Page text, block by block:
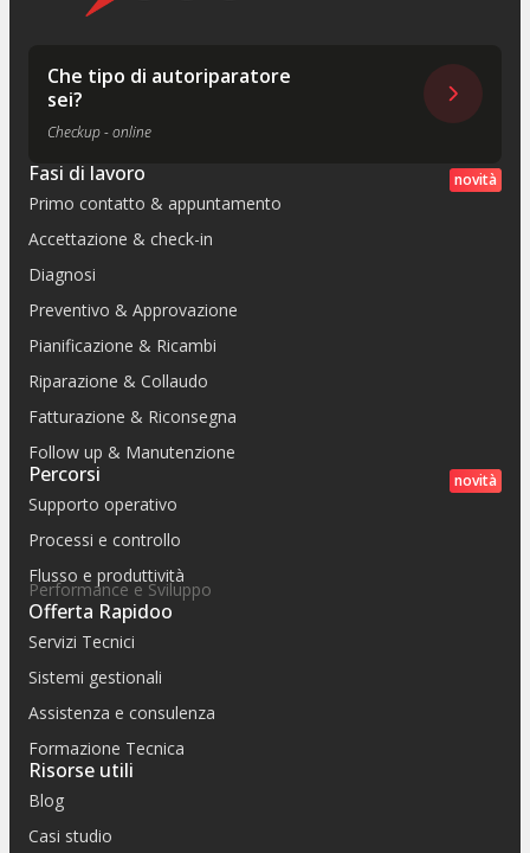
Che tipo di autoriparatore
sei?
Checkup - online
novità
Fasi di lavoro
Primo contatto & appuntamento
Accettazione & check-in
Diagnosi
Preventivo & Approvazione
Pianificazione & Ricambi
Riparazione & Collaudo
Fatturazione & Riconsegna
Follow up & Manutenzione
novità
Percorsi
Supporto operativo
Processi e controllo
Flusso e produttività
Performance e Sviluppo
Offerta Rapidoo
Servizi Tecnici
Sistemi gestionali
Assistenza e consulenza
Formazione Tecnica
Risorse utili
Blog
Casi studio